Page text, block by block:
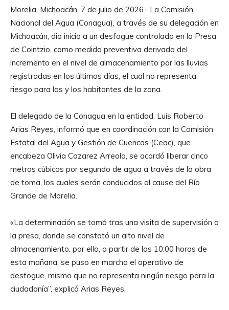
Morelia, Michoacán, 7 de julio de 2026.- La Comisión
Nacional del Agua (Conagua), a través de su delegación en
Michoacán, dio inicio a un desfogue controlado en la Presa
de Cointzio, como medida preventiva derivada del
incremento en el nivel de almacenamiento por las lluvias
registradas en los últimos días, el cual no representa
riesgo para las y los habitantes de la zona.
El delegado de la Conagua en la entidad, Luis Roberto
Arias Reyes, informó que en coordinación con la Comisión
Estatal del Agua y Gestión de Cuencas (Ceac), que
encabeza Olivia Cazarez Arreola, se acordó liberar cinco
metros cúbicos por segundo de agua a través de la obra
de toma, los cuales serán conducidos al cause del Río
Grande de Morelia.
«La determinación se tomó tras una visita de supervisión a
la presa, donde se constató un alto nivel de
almacenamiento, por ello, a partir de las 10:00 horas de
esta mañana, se puso en marcha el operativo de
desfogue, mismo que no representa ningún riesgo para la
ciudadanía”, explicó Arias Reyes.